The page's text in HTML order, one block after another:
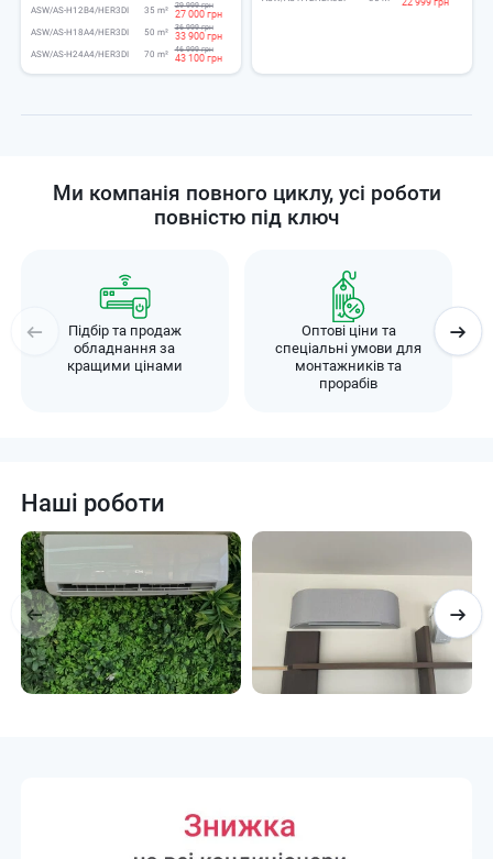
ASW/AS-H12B4/HER3DI 35 m² 29 999 грн
27 000 грн
ASW/AS-H18A4/HER3DI 50 m² 36 999 грн
33 900 грн
ASW/AS-H24А4/HER3DI 70 m² 46 999 грн
43 100 грн
Ми компанія повного циклу, усі роботи
повністю під ключ
Підбір та продаж
обладнання за
кращими цінами
Оптові ціни та
спеціальні умови для
монтажників та
прорабів
Наші роботи